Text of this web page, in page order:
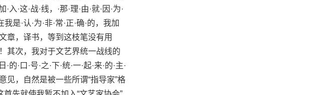
·入·这·战·线，·那·理·由·就·因·为·
我是·认·为·非·常·正·确·的，我加
章，译书，等到这枝笔没有用
其次，我对于文艺界统一战线的
的·口·号·之·下·统·一·起·来·的·主·
见，自然是被一些所谓“指导家”格